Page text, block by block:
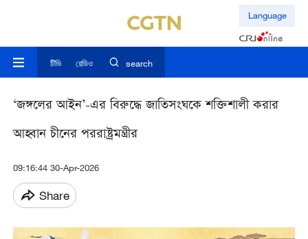
Language
টিভি রেডিও search
‘জঙ্গলের আইন’-এর বিরুদ্ধে জাতিসংঘকে শক্তিশালী করার
আহ্বান চীনের পররাষ্ট্রমন্ত্রীর
09:16:44 30-Apr-2026
Share